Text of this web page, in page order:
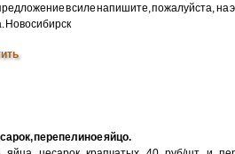
в силе напишите, пожалуйста, на
Новосибирск
перепелиное яйцо.